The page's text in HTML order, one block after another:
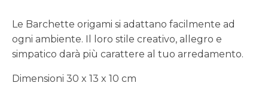
Le Barchette origami si adattano facilmente ad
ogni ambiente. Il loro stile creativo, allegro e
simpatico darà più carattere al tuo arredamento.
Dimensioni 30 x 13 x 10 cm